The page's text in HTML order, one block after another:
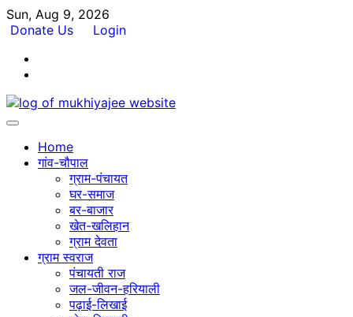
Skip
to
Sun, Aug 9, 2026
Donate Us
Login
Home
गांव-चौपाल
ग्राम-पंचायत
घर-समाज
बर-बाजार
खेत-खलिहान
ग्राम देवता
ग्राम स्वराज
पंचायती राज
जल-जीवन-हरियाली
पढ़ाई-लिखाई